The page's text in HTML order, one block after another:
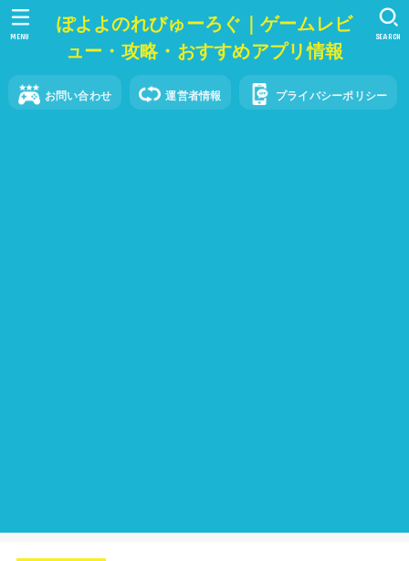
ぽよよのれびゅーろぐ｜ゲームレビ
ュー・攻略・おすすめアプリ情報
お問い合わせ 運営者情報 プライバシーポリシー
SEARCH
MENU